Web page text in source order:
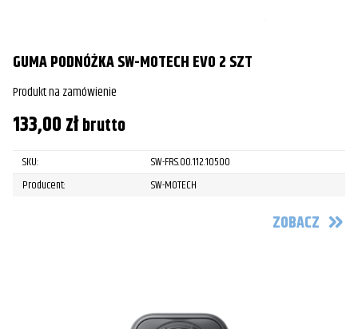
GUMA PODNÓŻKA SW-MOTECH EVO 2 SZT
Produkt na zamówienie
133,00złbrutto
SKU:
SW-FRS.00.112.10500
Producent:
SW-MOTECH
ZOBACZ